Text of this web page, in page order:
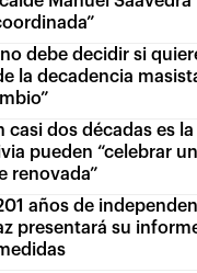
debe decidir si
la decadencia
casi dos décadas es
pueden “celebrar
renovada”
años de
presentará su